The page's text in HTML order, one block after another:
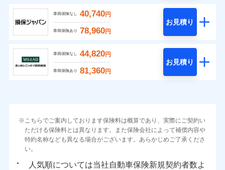
車両保険なし 40,740円
車両保険あり 78,960円
お見積り
車両保険なし 44,820円
車両保険あり 81,360円
お見積り
こちらでご案内しております保険料は概算であり、実際にご契約い
ただける保険料とは異なります。また保険会社によって補償内容や
特約名称なども異なる場合がございます。あらかじめご了承くださ
い。
人気順については当社
新規契約者数よ